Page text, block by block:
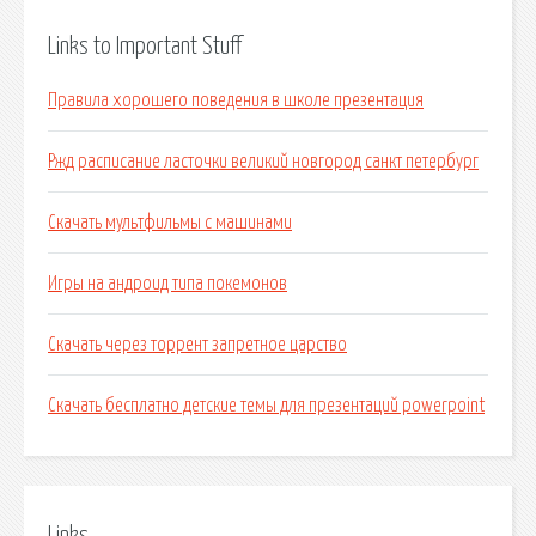
Links to Important Stuff
Правила хорошего поведения в школе презентация
Ржд расписание ласточки великий новгород санкт петербург
Скачать мультфильмы с машинами
Игры на андроид типа покемонов
Скачать через торрент запретное царство
Скачать бесплатно детские темы для презентаций powerpoint